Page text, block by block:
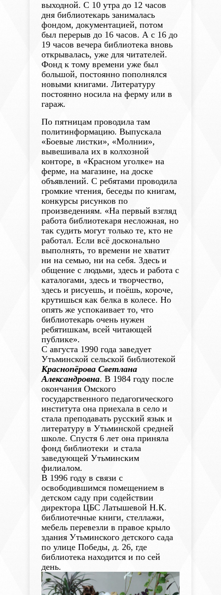
выходной. С 10 утра до 12 часов
дня библиотекарь занималась
фондом, документацией, потом
был перерыв до 16 часов. А с 16 до
19 часов вечера библиотека вновь
открывалась, уже для читателей.
Фонд к тому времени уже был
большой, постоянно пополнялся
новыми книгами. Литературу
постоянно носила на ферму или в
гараж.
По пятницам проводила там
политинформацию. Выпускала
«Боевые листки», «Молнии»,
вывешивала их в колхозной
конторе, в «Красном уголке» на
ферме, на магазине, на доске
объявлений. С ребятами проводила
громкие чтения, беседы по книгам,
конкурсы рисунков по
произведениям. «На первый взгляд
работа библиотекаря несложная, но
так судить могут только те, кто не
работал. Если всё досконально
выполнять, то времени не хватит
ни на семью, ни на себя. Здесь и
общение с людьми, здесь и работа с
каталогами, здесь и творчество,
здесь и рисуешь, и поёшь, короче,
крутишься как белка в колесе. Но
опять же успокаивает то, что
библиотекарь очень нужен
ребятишкам, всей читающей
публике».
С августа 1990 года заведует
Утьминской сельской библиотекой
Краснопёрова Светлана
Александровна. В 1984 году после
окончания Омского
государственного педагогического
института она приехала в село и
стала преподавать русский язык и
литературу в Утьминской средней
школе. Спустя 6 лет она приняла
фонд библиотеки и стала
заведующей Утьминским
филиалом.
В 1996 году в связи с
освободившимся помещением в
детском саду при содействии
директора ЦБС Латышевой Н.К.
библиотечные книги, стеллажи,
мебель перевезли в правое крыло
здания Утьминского детского сада
по улице Победы, д. 26, где
библиотека находится и по сей
день.